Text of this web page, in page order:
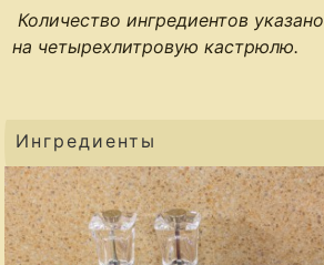
Количество ингредиентов указано
на четырехлитровую кастрюлю.
Ингредиенты